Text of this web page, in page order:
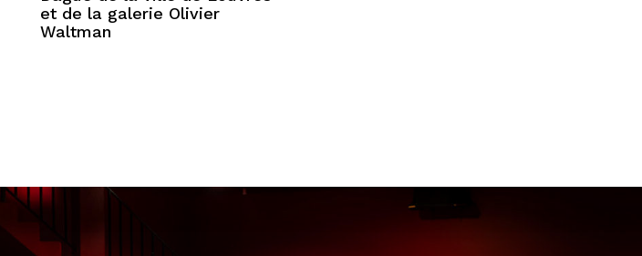
et de la galerie Olivier
Waltman